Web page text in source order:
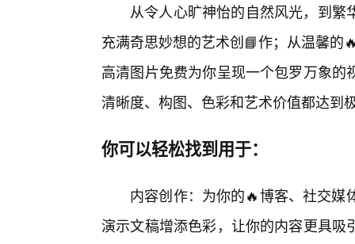
从令人心旷神怡的自然风光，到
充满奇思妙想的艺术创📘作；从温馨
高清图片免费为你呈现一个包罗万象
清晰度、构图、色彩和艺术价值都达到
你可以轻松找到用于：
内容创作：为你的🔥博客、社交
演示文稿增添色彩，让你的内容更具